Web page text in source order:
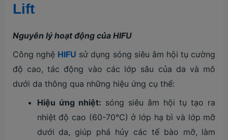
Lift
Nguyên lý hoạt động của HIFU
Công nghệ HIFU sử dụng sóng siêu âm hội tụ cường
độ cao, tác động vào các lớp sâu của da và mô
dưới da thông qua những hiệu ứng cụ thể:
Hiệu ứng nhiệt: sóng siêu âm hội tụ tạo ra
nhiệt độ cao (60-70°C) ở lớp hạ bì và lớp mỡ
dưới da, giúp phá hủy các tế bào mỡ, làm